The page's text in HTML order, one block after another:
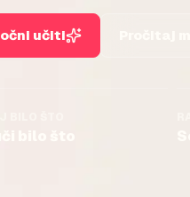
učiti